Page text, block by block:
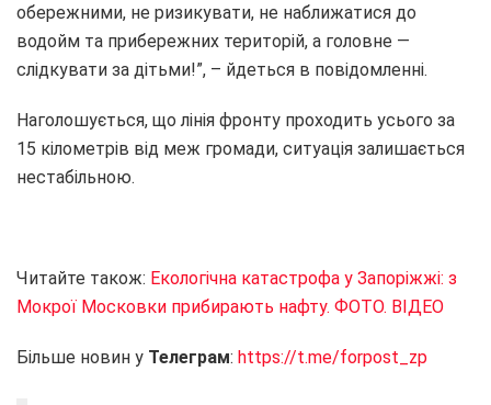
обережними, не ризикувати, не наближатися до
водойм та прибережних територій, а головне —
слідкувати за дітьми!”, – йдеться в повідомленні.
Наголошується, що лінія фронту проходить усього за
15 кілометрів від меж громади, ситуація залишається
нестабільною.
Читайте також: Екологічна катастрофа у Запоріжжі: з
Мокрої Московки прибирають нафту. ФОТО. ВІДЕО
Більше новин у Телеграм: https://t.me/forpost_zp